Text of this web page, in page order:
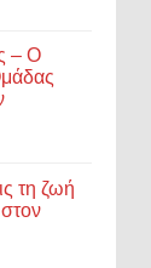
– Ο
τη ζωή